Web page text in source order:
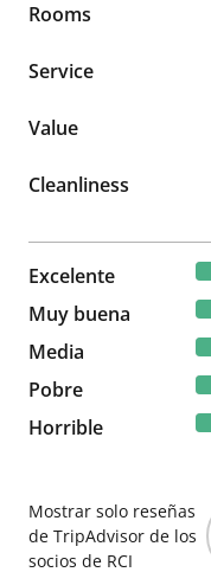
Rooms
Service
Value
Cleanliness
Excelente
10 reviews
Muy buena
18 reviews
Media
11 reviews
Pobre
7 reviews
Horrible
7 reviews
Mostrar solo reseñas
de TripAdvisor de los
socios de RCI